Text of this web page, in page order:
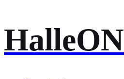
Inhalt
springen
HalleON